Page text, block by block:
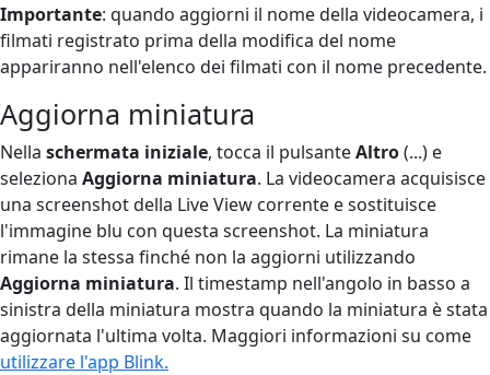
Importante: quando aggiorni il nome della videocamera, i
filmati registrato prima della modifica del nome
appariranno nell'elenco dei filmati con il nome precedente.
Aggiorna miniatura
Nella schermata iniziale, tocca il pulsanteAltro(...) e
seleziona Aggiorna miniatura. La videocamera acquisisce
una screenshot della Live View corrente e sostituisce
l'immagine blu con questa screenshot. La miniatura
rimane la stessa finché non la aggiorni utilizzando
Aggiorna miniatura. Il timestamp nell'angolo in basso a
sinistra della miniatura mostra quando la miniatura è stata
aggiornata l'ultima volta. Maggiori informazioni su come
utilizzare l'app Blink.